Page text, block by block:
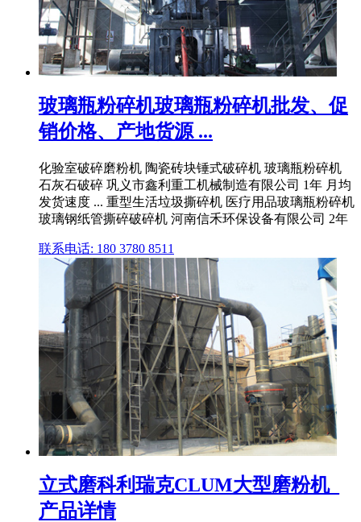
玻璃瓶粉碎机玻璃瓶粉碎机批发、促
销价格、产地货源 ...
化验室破碎磨粉机 陶瓷砖块锤式破碎机 玻璃瓶粉碎机
石灰石破碎 巩义市鑫利重工机械制造有限公司 1年 月均
发货速度 ... 重型生活垃圾撕碎机 医疗用品玻璃瓶粉碎机
玻璃钢纸管撕碎破碎机 河南信禾环保设备有限公司 2年
联系电话: 180 3780 8511
立式磨科利瑞克CLUM大型磨粉机_
产品详情